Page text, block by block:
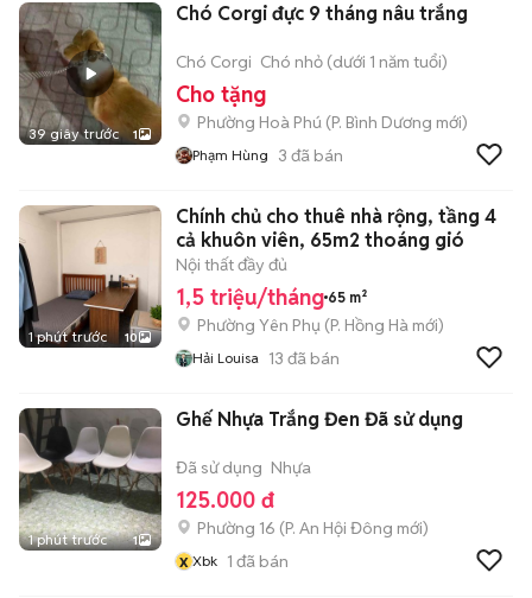
39 giây trước 1
Chó Corgi đực 9 tháng nâu trắng
Chó Corgi Chó nhỏ (dưới 1 năm tuổi)
Cho tặng
Phường Hoà Phú (P. Bình Dương mới)
Phạm Hùng 3 đã bán
1 phút trước 10
Chính chủ cho thuê nhà rộng, tầng 4
cả khuôn viên, 65m2 thoáng gió
Nội thất đầy đủ
1,5 triệu/tháng 65 m²
Phường Yên Phụ (P. Hồng Hà mới)
Hải Louisa 13 đã bán
1 phút trước 1
Ghế Nhựa Trắng Đen Đã sử dụng
Đã sử dụng Nhựa
125.000 đ
Phường 16 (P. An Hội Đông mới)
x Xbk 1 đã bán